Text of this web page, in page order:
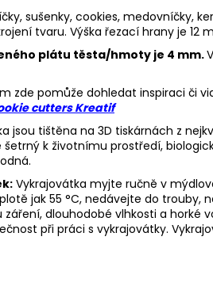
sušenky, cookies, medovníčky,
tvaru. Výška řezací hrany je 12
plátu těsta/hmoty je 4 mm.
zde pomůže dohledat inspiraci či
cutters Kreatif
jsou tištěna na 3D tiskárnách z
k životnímu prostředí,
Vykrajovátka myjte ručně v
jak 55 °C, nedávejte do trouby,
dlouhodobé vlhkosti a horké
při práci s vykrajovátky.